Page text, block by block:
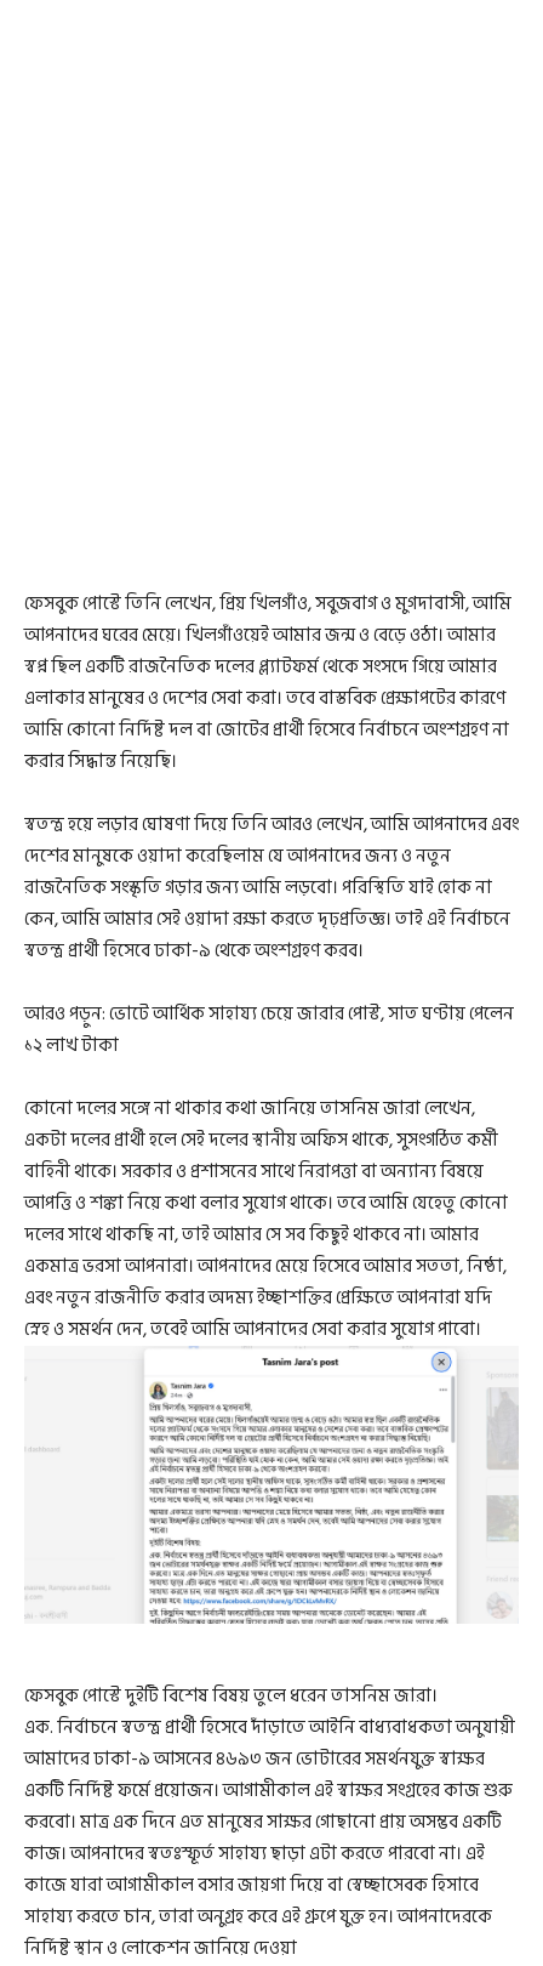
ফেসবুক পোস্টে তিনি লেখেন, প্রিয় খিলগাঁও, সবুজবাগ ও মুগদাবাসী, আমি
আপনাদের ঘরের মেয়ে। খিলগাঁওয়েই আমার জন্ম ও বেড়ে ওঠা। আমার
স্বপ্ন ছিল একটি রাজনৈতিক দলের প্ল্যাটফর্ম থেকে সংসদে গিয়ে আমার
এলাকার মানুষের ও দেশের সেবা করা। তবে বাস্তবিক প্রেক্ষাপটের কারণে
আমি কোনো নির্দিষ্ট দল বা জোটের প্রার্থী হিসেবে নির্বাচনে অংশগ্রহণ না
করার সিদ্ধান্ত নিয়েছি।
স্বতন্ত্র হয়ে লড়ার ঘোষণা দিয়ে তিনি আরও লেখেন, আমি আপনাদের এবং
দেশের মানুষকে ওয়াদা করেছিলাম যে আপনাদের জন্য ও নতুন
রাজনৈতিক সংস্কৃতি গড়ার জন্য আমি লড়বো। পরিস্থিতি যাই হোক না
কেন, আমি আমার সেই ওয়াদা রক্ষা করতে দৃঢ়প্রতিজ্ঞ। তাই এই নির্বাচনে
স্বতন্ত্র প্রার্থী হিসেবে ঢাকা-৯ থেকে অংশগ্রহণ করব।
আরও পড়ুন: ভোটে আর্থিক সাহায্য চেয়ে জারার পোস্ট, সাত ঘণ্টায় পেলেন
১২ লাখ টাকা
কোনো দলের সঙ্গে না থাকার কথা জানিয়ে তাসনিম জারা লেখেন,
একটা দলের প্রার্থী হলে সেই দলের স্থানীয় অফিস থাকে, সুসংগঠিত কর্মী
বাহিনী থাকে। সরকার ও প্রশাসনের সাথে নিরাপত্তা বা অন্যান্য বিষয়ে
আপত্তি ও শঙ্কা নিয়ে কথা বলার সুযোগ থাকে। তবে আমি যেহেতু কোনো
দলের সাথে থাকছি না, তাই আমার সে সব কিছুই থাকবে না। আমার
একমাত্র ভরসা আপনারা। আপনাদের মেয়ে হিসেবে আমার সততা, নিষ্ঠা,
এবং নতুন রাজনীতি করার অদম্য ইচ্ছাশক্তির প্রেক্ষিতে আপনারা যদি
স্নেহ ও সমর্থন দেন, তবেই আমি আপনাদের সেবা করার সুযোগ পাবো।
ফেসবুক পোস্টে দুইটি বিশেষ বিষয় তুলে ধরেন তাসনিম জারা।
এক. নির্বাচনে স্বতন্ত্র প্রার্থী হিসেবে দাঁড়াতে আইনি বাধ্যবাধকতা অনুযায়ী
আমাদের ঢাকা-৯ আসনের ৪৬৯৩ জন ভোটারের সমর্থনযুক্ত স্বাক্ষর
একটি নির্দিষ্ট ফর্মে প্রয়োজন। আগামীকাল এই স্বাক্ষর সংগ্রহের কাজ শুরু
করবো। মাত্র এক দিনে এত মানুষের সাক্ষর গোছানো প্রায় অসম্ভব একটি
কাজ। আপনাদের স্বতঃস্ফূর্ত সাহায্য ছাড়া এটা করতে পারবো না। এই
কাজে যারা আগামীকাল বসার জায়গা দিয়ে বা স্বেচ্ছাসেবক হিসাবে
সাহায্য করতে চান, তারা অনুগ্রহ করে এই গ্রুপে যুক্ত হন। আপনাদেরকে
নির্দিষ্ট স্থান ও লোকেশন জানিয়ে দেওয়া